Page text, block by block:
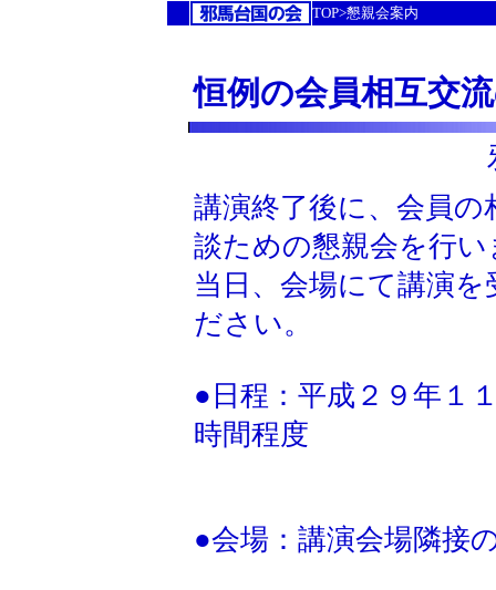
TOP>懇親会案内
恒例の会員相互交
講演終了後に、会員
談ための懇親会を行い
当日、会場にて講演
ださい。
●日程：平成２９年１
時間程度
●会場：講演会場隣接